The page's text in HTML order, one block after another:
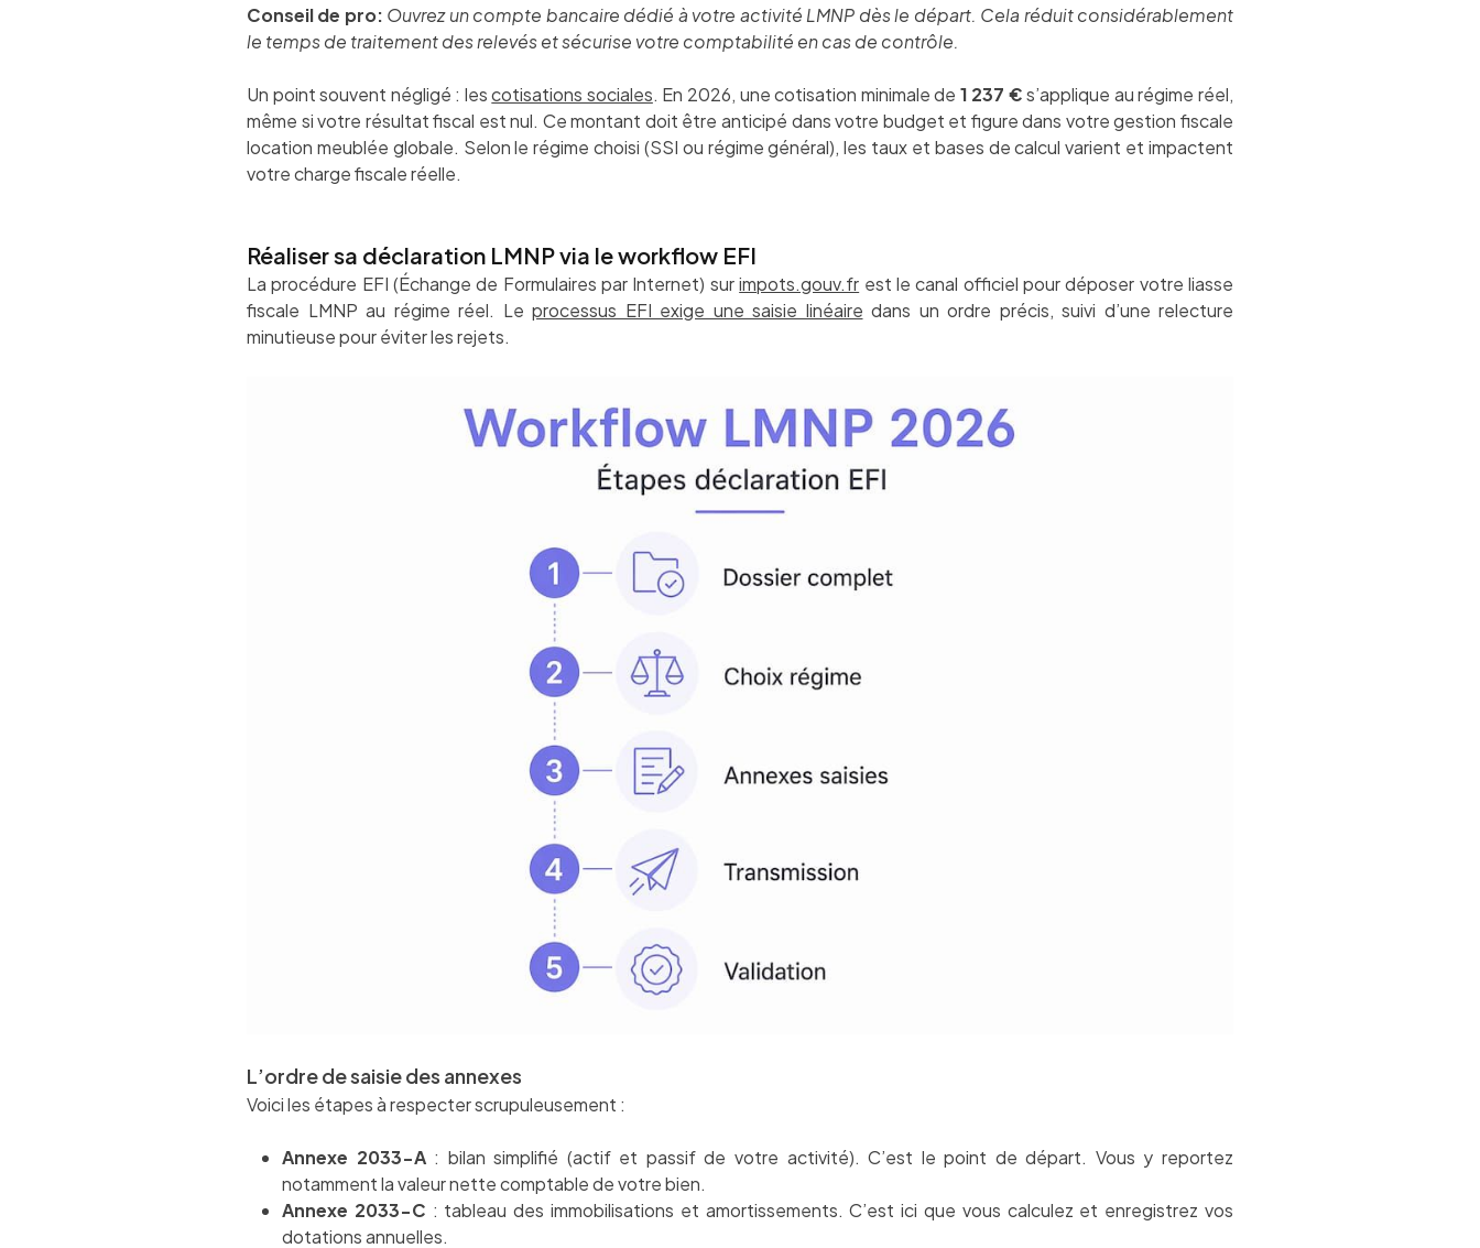
Conseil de pro: Ouvrez un compte bancaire dédié à votre activité LMNP dès le départ. Cela réduit considérablement
le temps de traitement des relevés et sécurise votre comptabilité en cas de contrôle.
Un point souvent négligé : lescotisations sociales. En 2026, une cotisation minimale de 1 237 €s’applique au régime réel,
même si votre résultat fiscal est nul. Ce montant doit être anticipé dans votre budget et figure dans votre gestion fiscale
location meublée globale. Selon le régime choisi (SSI ou régime général), les taux et bases de calcul varient et impactent
votre charge fiscale réelle.
Réaliser sa déclaration LMNP via le workflow EFI
La procédure EFI (Échange de Formulaires par Internet) surimpots.gouv.fr est le canal officiel pour déposer votre liasse
fiscale LMNP au régime réel. Le processus EFI exige une saisie linéaire dans un ordre précis, suivi d’une relecture
minutieuse pour éviter les rejets.
L’ordre de saisie des annexes
Voici les étapes à respecter scrupuleusement :
Annexe 2033-A: bilan simplifié (actif et passif de votre activité). C’est le point de départ. Vous y reportez
notamment la valeur nette comptable de votre bien.
Annexe 2033-C : tableau des immobilisations et amortissements. C’est ici que vous calculez et enregistrez vos
dotations annuelles.